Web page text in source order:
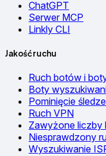
ChatGPT
Serwer MCP
Linkly CLI
Jakość ruchu
Ruch botów i
Boty
Pominięcie
Ruch VPN
Zawyżone liczby
Niesprawdzony
Wyszukiwanie